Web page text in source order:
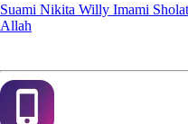
Suami Nikita Willy Imami
Allah